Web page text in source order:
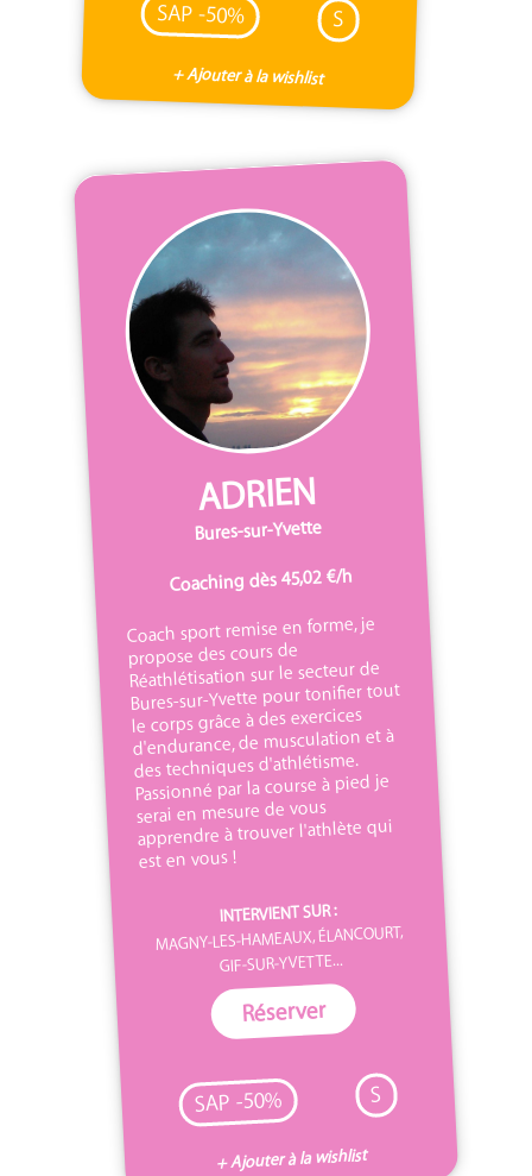
SAP -50% S
+ Ajouter à la wishlist
ADRIEN
Bures-sur-Yvette
Coaching dès 45,02 €/h
Coach sport remise en forme, je
propose des cours de
Réathlétisation sur le secteur de
Bures-sur-Yvette pour tonifier tout
le corps grâce à des exercices
d'endurance, de musculation et à
des techniques d'athlétisme.
Passionné par la course à pied je
serai en mesure de vous
apprendre à trouver l'athlète qui
est en vous !
INTERVIENT SUR :
MAGNY-LES-HAMEAUX, ÉLANCOURT,
GIF-SUR-YVETTE...
Réserver
SAP -50% S
+ Ajouter à la wishlist